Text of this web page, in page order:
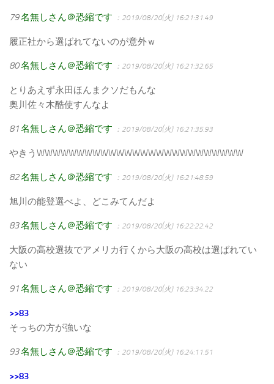
79名無しさん＠恐縮です ：2019/08/20(火) 16:21:31.49
履正社から選ばれてないのが意外ｗ
80名無しさん＠恐縮です ：2019/08/20(火) 16:21:32.65
とりあえず永田ほんまクソだもんな
奥川佐々木酷使すんなよ
81名無しさん＠恐縮です ：2019/08/20(火) 16:21:35.93
やきうWWWWWWWWWWWWWWWWWWWWWWWWWW
82名無しさん＠恐縮です ：2019/08/20(火) 16:21:48.59
旭川の能登選べよ、どこみてんだよ
83名無しさん＠恐縮です ：2019/08/20(火) 16:22:22.42
大阪の高校選抜でアメリカ行くから大阪の高校は選ばれてい
ない
91名無しさん＠恐縮です ：2019/08/20(火) 16:23:34.22
>>83
そっちの方が強いな
93名無しさん＠恐縮です ：2019/08/20(火) 16:24:11.51
>>83